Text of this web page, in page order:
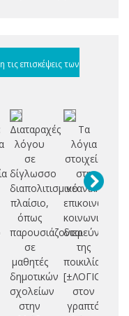
τις επισκέψεις των
Διαταραχές
λόγου
σε
δίγλωσσο
διαπολιτισμικό
πλαίσιο,
όπως
παρουσιάζονται
σε
μαθητές
δημοτικών
σχολείων
στην
Τα
λόγια
στοιχεία
στη
νεανική
επικοινωνία:
διερεύνηση
της
ποικιλίας
[±ΛΟΓΙΟ]
στον
γραπτό